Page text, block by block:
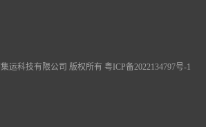
运科技有限公司 版权所有 粤ICP备2022134797号-1